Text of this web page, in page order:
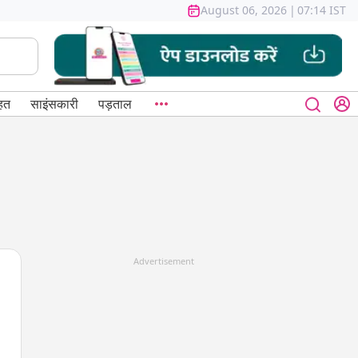
August 06, 2026 | 07:14 IST
साइंसकारी पड़ताल
Advertisement